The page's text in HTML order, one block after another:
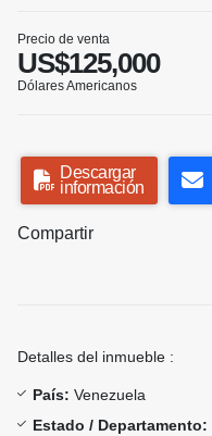
Precio de venta
US$125,000
Dólares Americanos
Descargar
información
Compartir
Detalles del inmueble :
País: Venezuela
Estado / Departamento: